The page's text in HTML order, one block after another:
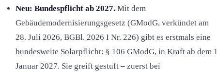
Neu: Bundespflicht ab 2027. Mit dem
Gebäudemodernisierungsgesetz (GModG, verkündet am
28. Juli 2026, BGBl. 2026 I Nr. 226) gibt es erstmals eine
bundesweite Solarpflicht: § 106 GModG, in Kraft ab dem
Januar 2027. Sie greift gestuft – zuerst bei